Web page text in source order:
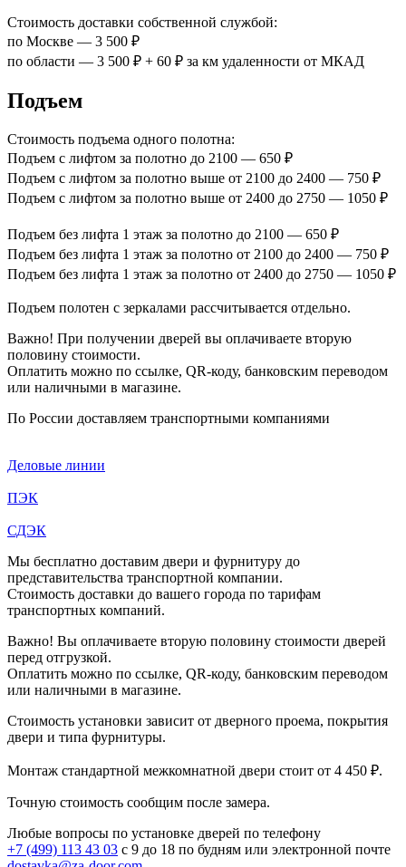
Стоимость доставки собственной службой:
по Москве — 3 500 ₽
по области — 3 500 ₽ + 60 ₽ за км удаленности от МКАД
Подъем
Стоимость подъема одного полотна:
Подъем с лифтом за полотно до 2100 — 650 ₽
Подъем с лифтом за полотно выше от 2100 до 2400 — 750 ₽
Подъем с лифтом за полотно выше от 2400 до 2750 — 1050 ₽
Подъем без лифта 1 этаж за полотно до 2100 — 650 ₽
Подъем без лифта 1 этаж за полотно от 2100 до 2400 — 750 ₽
Подъем без лифта 1 этаж за полотно от 2400 до 2750 — 1050 ₽
Подъем полотен с зеркалами рассчитывается отдельно.
Важно! При получении дверей вы оплачиваете вторую
половину стоимости.
Оплатить можно по ссылке, QR-коду, банковским переводом
или наличными в магазине.
По России доставляем транспортными компаниями
Деловые линии
ПЭК
СДЭК
Мы бесплатно доставим двери и фурнитуру до
представительства транспортной компании.
Стоимость доставки до вашего города по тарифам
транспортных компаний.
Важно! Вы оплачиваете вторую половину стоимости дверей
перед отгрузкой.
Оплатить можно по ссылке, QR-коду, банковским переводом
или наличными в магазине.
Стоимость установки зависит от дверного проема, покрытия
двери и типа фурнитуры.
Монтаж стандартной межкомнатной двери стоит от 4 450 ₽.
Точную стоимость сообщим после замера.
Любые вопросы по установке дверей по телефону
+7 (499) 113 43 03 с 9 до 18 по будням или электронной почте